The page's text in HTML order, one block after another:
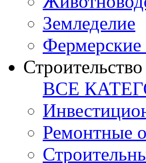
Земледелие
Фермерские
Строительство
ВСЕ
Ремонтные